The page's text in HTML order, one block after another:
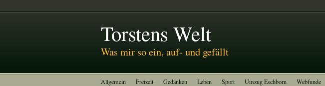
Torstens Welt
Was mir so ein, auf- und gefällt
Allgemein Freizeit Gedanken Leben Sport Umzug Eschborn Webfunde